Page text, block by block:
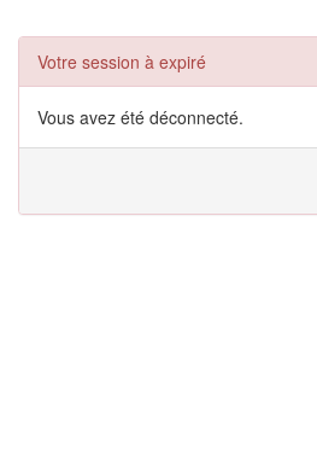
Votre session à expiré
Vous avez été déconnecté.